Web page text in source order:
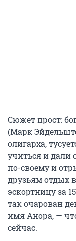
Сюжет прост:
(Марк
олигарха,
учиться и дали
по-своему и
друзьям отдых в
эскортницу за
так очарован
имя Анора, —
сейчас.